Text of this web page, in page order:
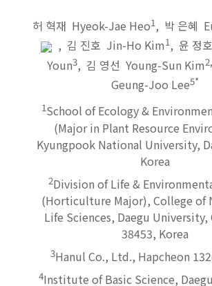
허 혁재 Hyeok-Jae Heo1, 박 은혜
, 김 진호 Jin-Ho Kim1, 윤 정
Youn3, 김 영선 Young-Sun Kim
Geung-Joo Lee5*
1School of Ecology &
(Major in Plant Resource
Kyungpook National University,
Korea
2Division of Life &
(Horticulture Major), College of
Life Sciences, Daegu University,
38453, Korea
3Hanul Co., Ltd., Hapcheon
4Institute of Basic Science,